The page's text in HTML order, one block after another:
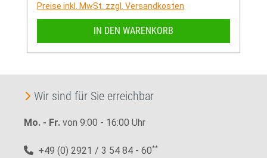
Preise inkl. MwSt. zzgl. Versandkosten
IN DEN WARENKORB
Wir sind für Sie erreichbar
Mo. - Fr. von 9:00 - 16:00 Uhr
+49 (0) 2921 / 3 54 84 - 60**